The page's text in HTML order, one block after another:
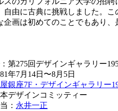
自由に古典に挑戦しました。
企画は初めてのことでもあり
第275回デザインギャラリー
年7月14日〜8月5日
銀座7F・デザインギャラリー
デザインコミッティー
： 永井一正